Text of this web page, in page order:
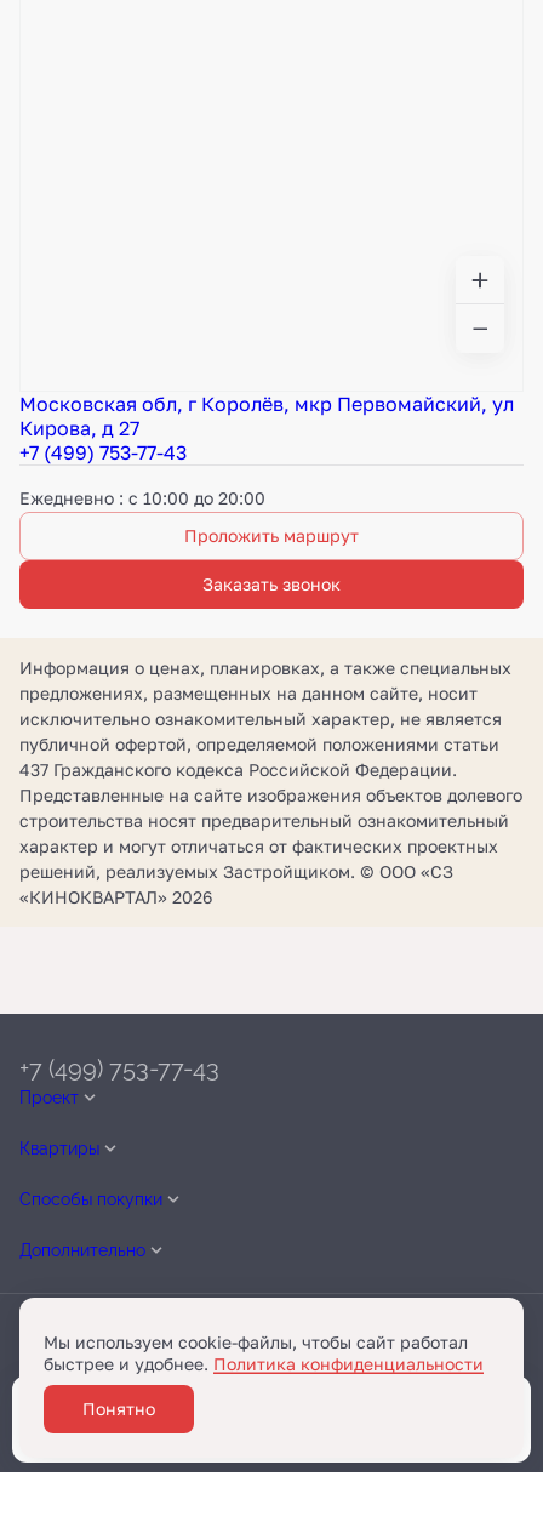
Московская обл, г Королёв, мкр Первомайский, ул
Кирова, д 27
+7 (499) 753-77-43
Ежедневно : с 10:00 до 20:00
Проложить маршрут
Заказать звонок
Информация о ценах, планировках, а также специальных
предложениях, размещенных на данном сайте, носит
исключительно ознакомительный характер, не является
публичной офертой, определяемой положениями статьи
437 Гражданского кодекса Российской Федерации.
Представленные на сайте изображения объектов долевого
строительства носят предварительный ознакомительный
характер и могут отличаться от фактических проектных
решений, реализуемых Застройщиком. © ООО «СЗ
«КИНОКВАРТАЛ» 2026
Проект
Квартиры
Способы покупки
Дополнительно
+7 (499) 753-77-43
Telegram
Мы используем cookie-файлы, чтобы сайт работал
быстрее и удобнее. Политика конфиденциальности
Понятно